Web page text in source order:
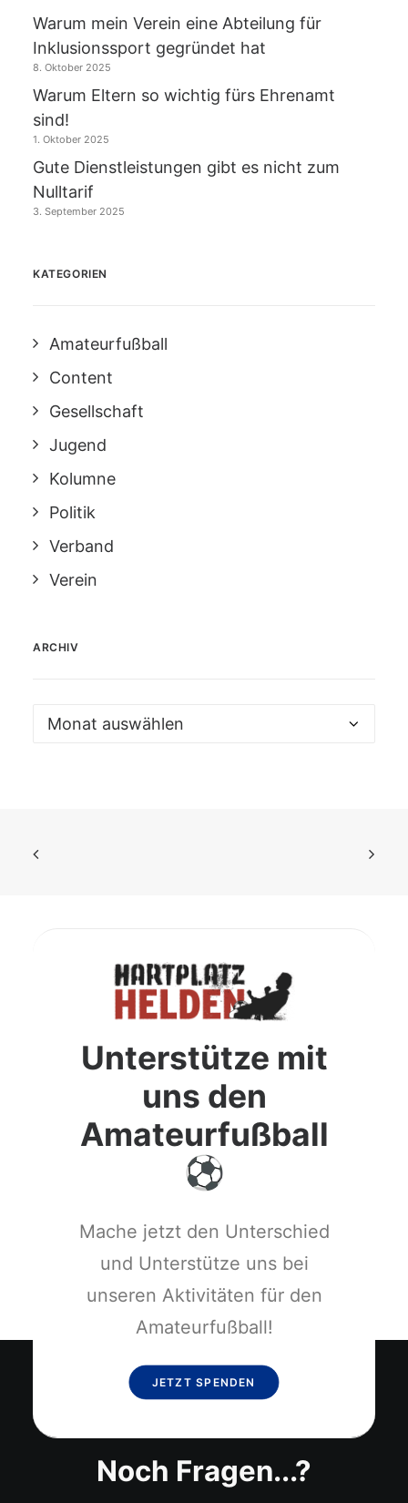
Warum mein Verein eine Abteilung für
Inklusionssport gegründet hat
8. Oktober 2025
Warum Eltern so wichtig fürs Ehrenamt
sind!
1. Oktober 2025
Gute Dienstleistungen gibt es nicht zum
Nulltarif
3. September 2025
KATEGORIEN
Amateurfußball
Content
Gesellschaft
Jugend
Kolumne
Politik
Verband
Verein
ARCHIV
Archiv
Unterstütze mit
uns den
Amateurfußball
Mache jetzt den Unterschied
und Unterstütze uns bei
unseren Aktivitäten für den
Amateurfußball!
JETZT SPENDEN
Noch Fragen...?